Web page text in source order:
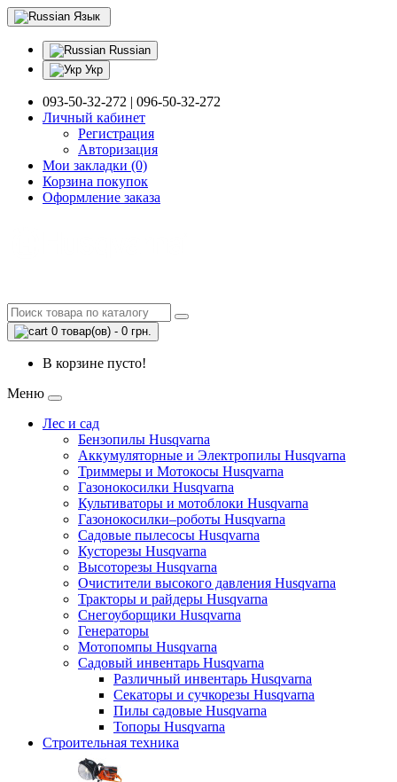
Язык
Russian
Укр
093-50-32-272 | 096-50-32-272
Личный кабинет
Регистрация
Авторизация
Мои закладки (0)
Корзина покупок
Оформление заказа
0 товар(ов) - 0 грн.
В корзине пусто!
Меню
Лес и сад
Бензопилы Husqvarna
Аккумуляторные и Электропилы Нusqvarna
Триммеры и Мотокосы Нusqvarna
Газонокосилки Husqvarna
Культиваторы и мотоблоки Husqvarna
Газонокосилки–роботы Husqvarna
Садовые пылесосы Husqvarna
Кусторезы Husqvarna
Высоторезы Husqvarna
Очистители высокого давления Husqvarna
Тракторы и райдеры Husqvarna
Снегоуборщики Husqvarna
Генераторы
Мотопомпы Husqvarna
Садовый инвентарь Husqvarna
Различный инвентарь Husqvarna
Секаторы и сучкорезы Husqvarna
Пилы садовые Husqvarna
Топоры Husqvarna
Строительная техника